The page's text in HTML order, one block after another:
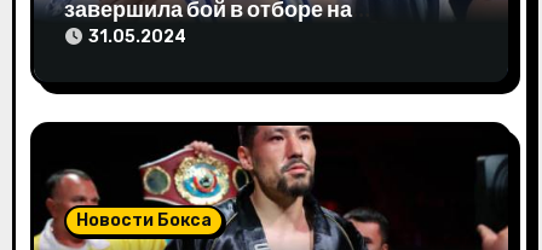
завершила бой в отборе на
Олимпиаду-2024
31.05.2024
Новости Бокса